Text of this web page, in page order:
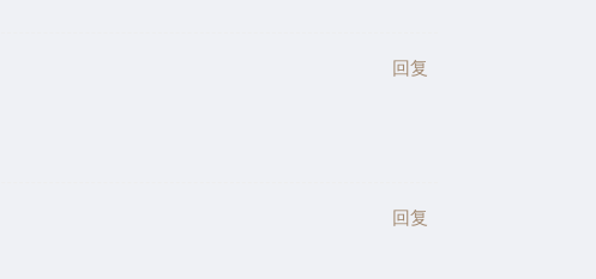
回复
回复